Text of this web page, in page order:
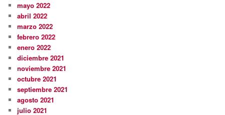
mayo 2022
abril 2022
marzo 2022
febrero 2022
enero 2022
diciembre 2021
noviembre 2021
octubre 2021
septiembre 2021
agosto 2021
julio 2021